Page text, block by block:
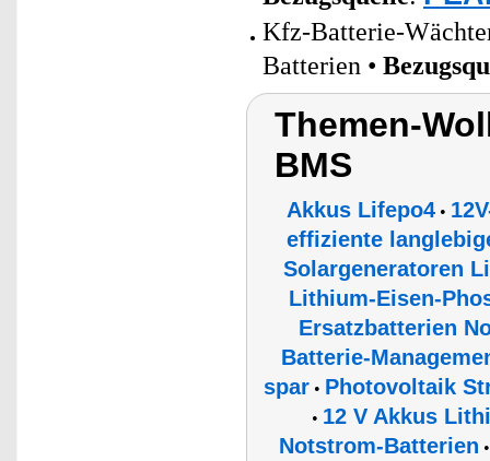
Kfz-Batterie-
Batterien •
Themen-
BMS
Akkus Lifepo4 •
effiziente
Solargeneratoren
Lithium-Eisen-
Ersatzbatterien
Batterie-
spar• Photovoltaik
• 12 V Akkus
Notstrom-Batterien